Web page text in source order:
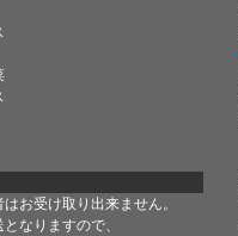
お受け取り出来ません。
なりますので、